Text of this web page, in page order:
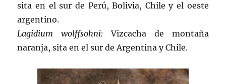
sita en el sur de Perú, Bolivia, Chile y el oeste
argentino.
Lagidium wolffsohni: Vizcacha de montaña
naranja, sita en el sur de Argentina y Chile.